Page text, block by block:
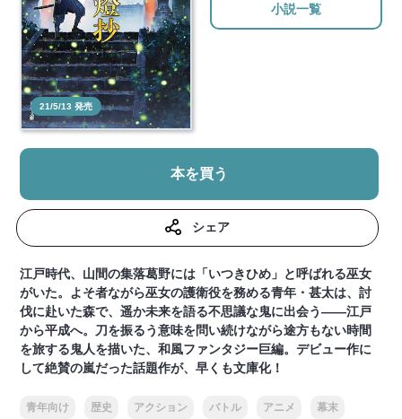
21/5/13 発売
小説一覧
本を買う
シェア
江戸時代、山間の集落葛野には「いつきひめ」と呼ばれる巫女
がいた。よそ者ながら巫女の護衛役を務める青年・甚太は、討
伐に赴いた森で、遥か未来を語る不思議な鬼に出会う――江戸
から平成へ。刀を振るう意味を問い続けながら途方もない時間
を旅する鬼人を描いた、和風ファンタジー巨編。デビュー作に
して絶賛の嵐だった話題作が、早くも文庫化！
青年向け 歴史 アクション バトル アニメ 幕末